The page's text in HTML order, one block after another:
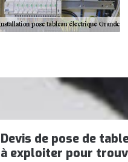
Devis de pose de
à exploiter pour